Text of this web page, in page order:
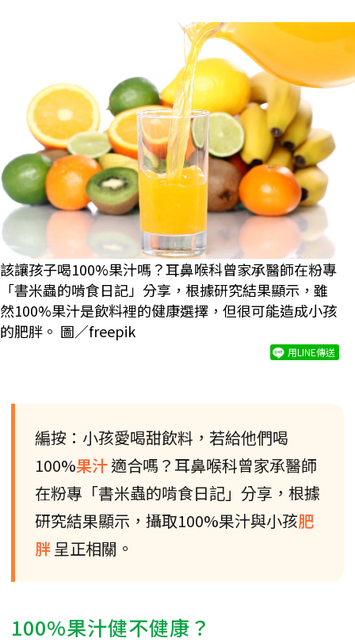
該讓孩子喝100%果汁嗎？耳鼻喉科曾家承醫師在粉專
「書米蟲的啃食日記」分享，根據研究結果顯示，雖
然100%果汁是飲料裡的健康選擇，但很可能造成小孩
的肥胖。 圖／freepik
用LINE傳送
編按：小孩愛喝甜飲料，若給他們喝
100%果汁適合嗎？耳鼻喉科曾家承醫師
在粉專「書米蟲的啃食日記」分享，根據
研究結果顯示，攝取100%果汁與小孩肥
胖 呈正相關。
100%果汁健不健康？